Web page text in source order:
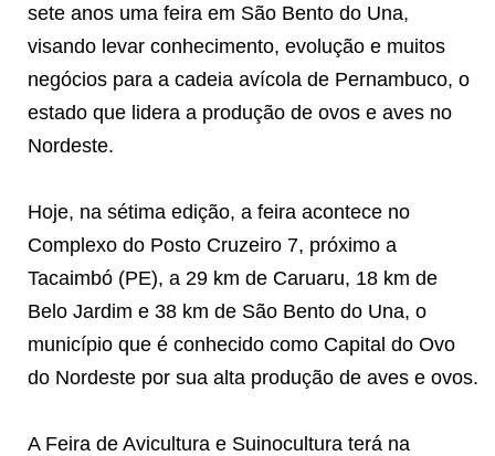
sete anos uma feira em São Bento do Una,
visando levar conhecimento, evolução e muitos
negócios para a cadeia avícola de Pernambuco, o
estado que lidera a produção de ovos e aves no
Nordeste.
Hoje, na sétima edição, a feira acontece no
Complexo do Posto Cruzeiro 7, próximo a
Tacaimbó (PE), a 29 km de Caruaru, 18 km de
Belo Jardim e 38 km de São Bento do Una, o
município que é conhecido como Capital do Ovo
do Nordeste por sua alta produção de aves e ovos.
A Feira de Avicultura e Suinocultura terá na